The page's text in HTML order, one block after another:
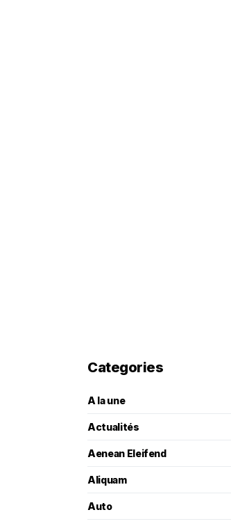
Categories
A la une
Actualités
Aenean Eleifend
Aliquam
Auto